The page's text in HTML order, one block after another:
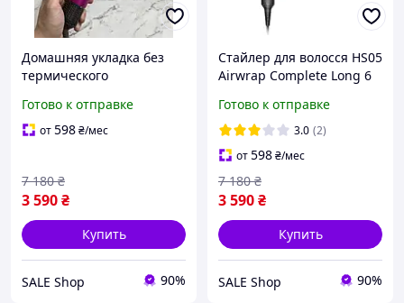
Домашняя укладка без
термического
для волос Airwrap
Complete Long
Готово к отправке
от598₴/мес
3 590₴
7 180 ₴
Купить
SALE Shop 90%
Стайлер для волосся HS05
Airwrap Complete Long 6
Rich Copper
Готово к отправке
3.0 (2)
от598₴/мес
3 590₴
7 180 ₴
Купить
SALE Shop 90%